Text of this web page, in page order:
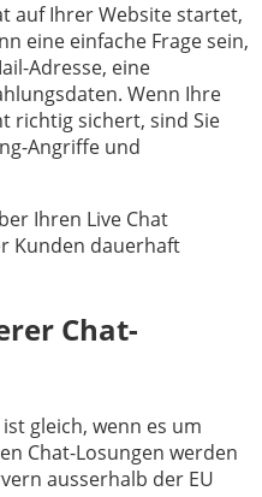
auf Ihrer Website startet,
eine einfache Frage sein,
Adresse, eine
Wenn Ihre
richtig sichert, sind Sie
Angriffe und
Ihren Live Chat
Kunden dauerhaft
Chat-
gleich, wenn es um
Chat-Losungen werden
ausserhalb der EU